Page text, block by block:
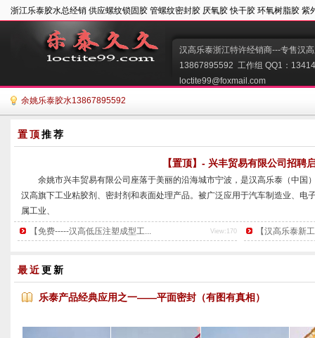
浙江乐泰胶水总经销 供应螺纹锁固胶 管螺纹密封胶 厌氧胶 快干胶 环氧树脂胶 紫
汉高乐泰浙江特许经销商---专售汉
13867895592  工作组 QQ1：
loctite99@foxmail.com
余姚乐泰胶水13867895592
置顶推荐
【置顶】- 兴丰贸易有限公司招聘
余姚市兴丰贸易有限公司座落于美丽的沿海城市宁波，是汉高乐泰（中国
汉高旗下工业粘胶剂、密封剂和表面处理产品。被广泛应用于汽车制造业、电
属工业、
装配维修等各个领域。
公司产品包括螺纹锁固剂、结构粘胶剂、瞬干胶、紫外线固化剂、平面密
导者，其
View:170
【免费-----汉高低压注塑成型工... 【汉高乐泰新
最近更新
乐泰产品经典应用之一——平面密封（有图有真相）